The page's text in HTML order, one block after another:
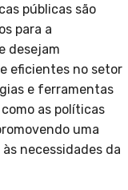
públicas são
para a
desejam
eficientes no setor
e ferramentas
as políticas
uma
necessidades da